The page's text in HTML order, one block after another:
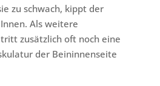
zu schwach, kippt der
Als weitere
zusätzlich oft noch eine
der Beininnenseite